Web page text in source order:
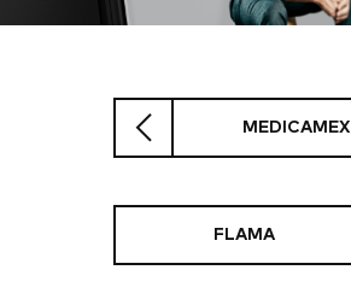
MEDICAMEX
FLAMA